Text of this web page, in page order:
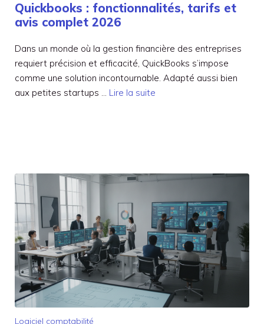
Quickbooks : fonctionnalités, tarifs et
avis complet 2026
Dans un monde où la gestion financière des entreprises
requiert précision et efficacité, QuickBooks s’impose
comme une solution incontournable. Adapté aussi bien
aux petites startups … Lire la suite
Logiciel comptabilité